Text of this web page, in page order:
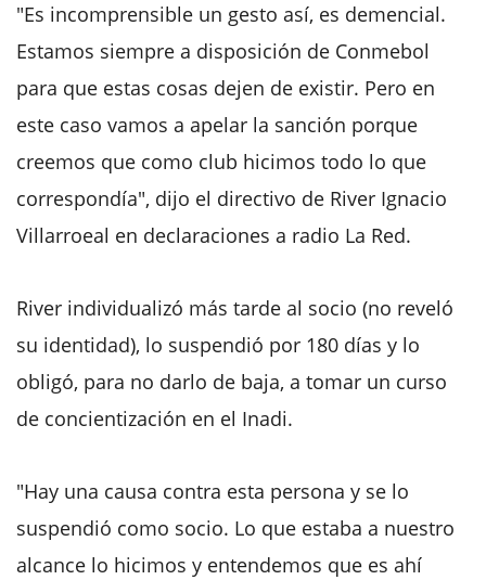
"Es incomprensible un gesto así, es demencial.
Estamos siempre a disposición de Conmebol
para que estas cosas dejen de existir. Pero en
este caso vamos a apelar la sanción porque
creemos que como club hicimos todo lo que
correspondía", dijo el directivo de River Ignacio
Villarroeal en declaraciones a radio La Red.
River individualizó más tarde al socio (no reveló
su identidad), lo suspendió por 180 días y lo
obligó, para no darlo de baja, a tomar un curso
de concientización en el Inadi.
"Hay una causa contra esta persona y se lo
suspendió como socio. Lo que estaba a nuestro
alcance lo hicimos y entendemos que es ahí